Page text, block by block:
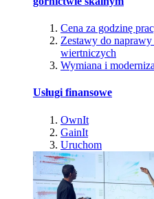
Cena za godzinę
Zestawy do
wiertniczych
Wymiana i
Usługi finansowe
OwnIt
GainIt
Uruchom